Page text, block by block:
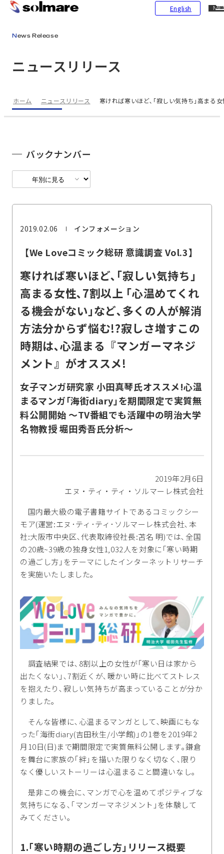
English
ニュースリリース
News Release
ホーム ニュースリリース 寒ければ寒いほど､｢寂しい気持ち｣高まる
2019.02.06 インフォメーション
【We Loveコミック総研 意識調査 Vol.3】
寒ければ寒いほど､｢寂しい気持ち｣
高まる女性､7割以上 ｢心温めてくれ
る機会がない｣など､多くの人が解消
方法分からず悩む!?寂しさ増すこの
時期は､心温まる『マンガーマネジ
メント』がオススメ!
女子マンガ研究家 小田真琴氏オススメ!心温
まるマンガ｢海街diary｣を期間限定で実質無
料公開開始 ～TV番組でも活躍中の明治大学
名物教授 堀田秀吾氏分析～
2019年2月6日
エヌ・ティ・ティ・ソルマーレ株式会社
国内最大級の電子書籍サイトであるコミックシー
モア(運営:エヌ･ティ･ティ･ソルマーレ株式会社､本
社:大阪市中央区､代表取締役社長:苫名 明)では､全国
の20歳~39歳の独身女性1,032人を対象に｢寒い時期
の過ごし方｣をテーマにしたインターネットリサーチ
を実施いたしました｡
調査結果では､8割以上の女性が｢寒い日は家から
出たくない｣､7割近くが､暖かい時に比べてストレス
を抱えたり､寂しい気持ちが高まっていることが分か
りました｡
そんな皆様に､心温まるマンガとして､映画にもな
った｢海街diary(吉田秋生/小学館)｣の1巻を2019年2
月10日(日)まで期間限定で実質無料公開します｡鎌倉
を舞台に家族の｢絆｣を描いた限りなく切なく､限り
なく優しいストーリーは心温まること間違いなし｡
是非この機会に､マンガで心を温めてポジティブな
気持ちになる､｢マンガーマネジメント｣を体験して
みてください｡
1.｢寒い時期の過ごし方｣リリース概要
バックナンバー